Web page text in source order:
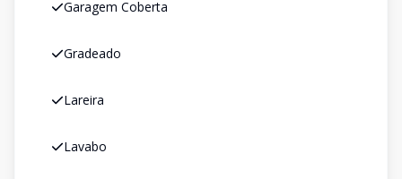
Garagem Coberta
Gradeado
Lareira
Lavabo